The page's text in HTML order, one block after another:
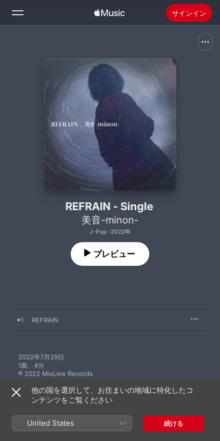
サインイン
ホーム
新着おすすめ
Apple Musicをインストール
REFRAIN - Single
美音-minon-
J-Pop · 2022年
プレビュー
1 REFRAIN
2022年7月29日
1曲、4分
℗ 2022 MixLine Records
ミュージックビデオ
他の国を選択して、お住まいの地域に特化したコ
ンテンツをご覧ください
United States 続ける